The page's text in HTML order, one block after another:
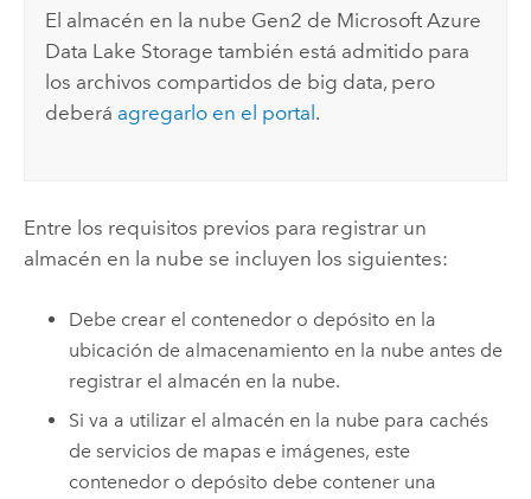
El almacén en la nube Gen2 de Microsoft Azure
Data Lake Storage también está admitido para
los archivos compartidos de big data, pero
deberá agregarlo en el portal.
Entre los requisitos previos para registrar un
almacén en la nube se incluyen los siguientes:
Debe crear el contenedor o depósito en la
ubicación de almacenamiento en la nube antes de
registrar el almacén en la nube.
Si va a utilizar el almacén en la nube para cachés
de servicios de mapas e imágenes, este
contenedor o depósito debe contener una